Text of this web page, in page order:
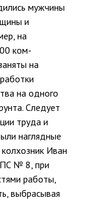
мужчины
и
на
ком­
на
на одного
Следу­ет
труда и
наглядные
Иван
№ 8, при
работы,
выбрасывая